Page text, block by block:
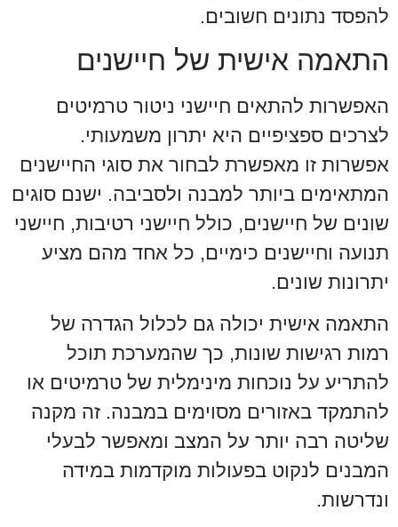
להפסד נתונים חשובים.
התאמה אישית של חיישנים
האפשרות להתאים חיישני ניטור טרמיטים
לצרכים ספציפיים היא יתרון משמעותי.
אפשרות זו מאפשרת לבחור את סוגי החיישנים
המתאימים ביותר למבנה ולסביבה. ישנם סוגים
שונים של חיישנים, כולל חיישני רטיבות, חיישני
תנועה וחיישנים כימיים, כל אחד מהם מציע
יתרונות שונים.
התאמה אישית יכולה גם לכלול הגדרה של
רמות רגישות שונות, כך שהמערכת תוכל
להתריע על נוכחות מינימלית של טרמיטים או
להתמקד באזורים מסוימים במבנה. זה מקנה
שליטה רבה יותר על המצב ומאפשר לבעלי
המבנים לנקוט בפעולות מוקדמות במידה
ונדרשות.